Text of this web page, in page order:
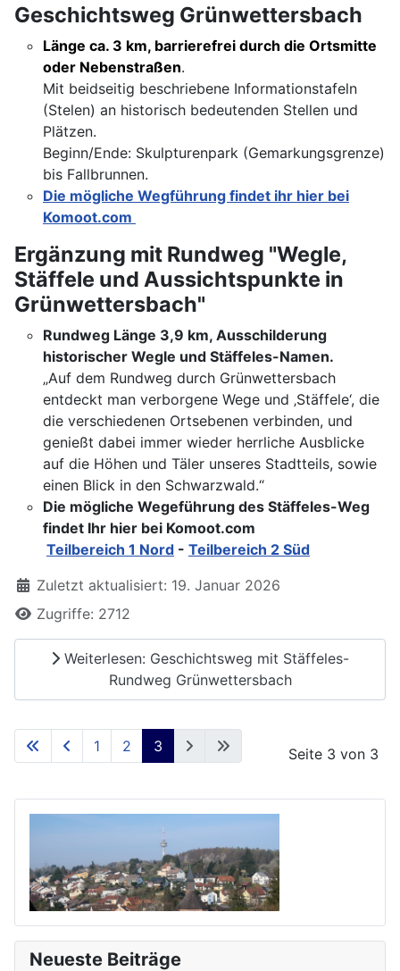
Geschichtsweg Grünwettersbach
Länge ca. 3 km, barrierefrei durch die Ortsmitte
oder Nebenstraßen.
Mit beidseitig beschriebene Informationstafeln
(Stelen) an historisch bedeutenden Stellen und
Plätzen.
Beginn/Ende: Skulpturenpark (Gemarkungsgrenze)
bis Fallbrunnen.
Die mögliche Wegführung findet ihr hier bei
Komoot.com
Ergänzung mit Rundweg "Wegle,
Stäffele und Aussichtspunkte in
Grünwettersbach"
Rundweg Länge 3,9 km, Ausschilderung
historischer Wegle und Stäffeles-Namen.
„Auf dem Rundweg durch Grünwettersbach
entdeckt man verborgene Wege und ‚Stäffele‘, die
die verschiedenen Ortsebenen verbinden, und
genießt dabei immer wieder herrliche Ausblicke
auf die Höhen und Täler unseres Stadtteils, sowie
einen Blick in den Schwarzwald.“
Die mögliche Wegeführung des Stäffeles-Weg
findet Ihr hier bei Komoot.com
Teilbereich 1 Nord - Teilbereich 2 Süd
Zuletzt aktualisiert: 19. Januar 2026
Zugriffe: 2712
Weiterlesen: Geschichtsweg mit Stäffeles-
Rundweg Grünwettersbach
Seite 3 von 3
1 2 3
Neueste Beiträge